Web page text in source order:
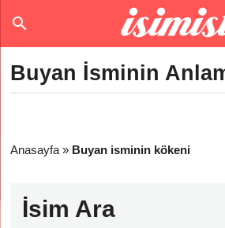
Buyan İsminin
Anasayfa » Buyan isminin kökeni
İsim Ara